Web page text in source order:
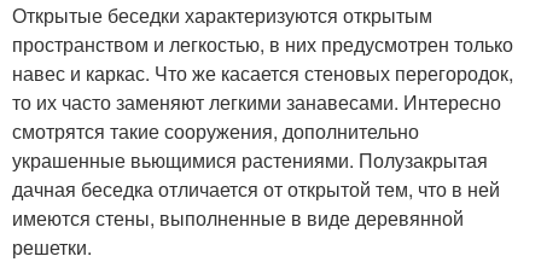
Открытые беседки характеризуются открытым
пространством и легкостью, в них предусмотрен только
навес и каркас. Что же касается стеновых перегородок,
то их часто заменяют легкими занавесами. Интересно
смотрятся такие сооружения, дополнительно
украшенные вьющимися растениями. Полузакрытая
дачная беседка отличается от открытой тем, что в ней
имеются стены, выполненные в виде деревянной
решетки.